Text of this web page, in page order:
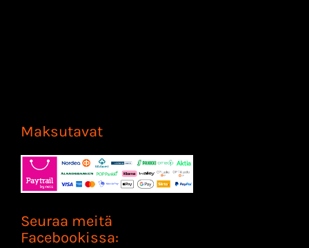
Maksutavat
Seuraa meitä
Facebookissa: